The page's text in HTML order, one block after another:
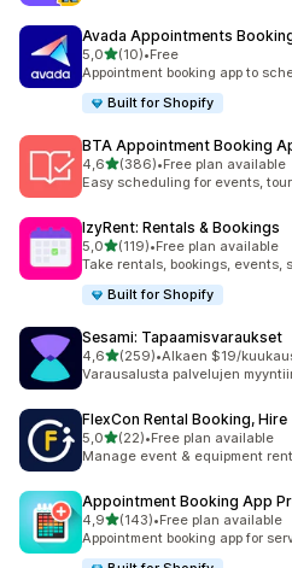
Avada Appointments
5,0/ 5 tähteä
(10)
10 arvostelua yhteensä
•Free
Appointment booking app to
Built for Shopify
BTA Appointment Booking
4,6/ 5 tähteä
(386)
386 arvostelua yhteensä
•Free plan available
Easy scheduling for events,
IzyRent: Rentals & Bookings
5,0/ 5 tähteä
(119)
119 arvostelua yhteensä
•Free plan available
Take rentals, bookings, events,
Built for Shopify
Sesami: Tapaamisvaraukset
4,6/ 5 tähteä
(259)
259 arvostelua yhteensä
•Alkaen $19/
Varausalusta palvelujen
FlexCon Rental Booking, Hire
5,0/ 5 tähteä
(22)
22 arvostelua yhteensä
•Free plan available
Manage event & equipment
Appointment Booking App
4,9/ 5 tähteä
(143)
143 arvostelua yhteensä
•Free plan available
Appointment booking app for